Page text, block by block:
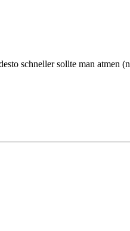
schneller sollte man atmen